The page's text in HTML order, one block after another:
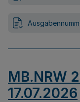
MB.NRW
17.07.2026